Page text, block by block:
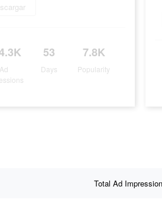
Ad
53
Days
7.8K
Popularity
Total Ad